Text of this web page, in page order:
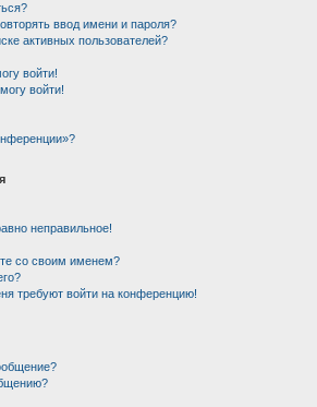
ввод имени и пароля?
активных пользователей?
войти!
войти!
неправильное!
со своим именем?
требуют войти на конференцию!